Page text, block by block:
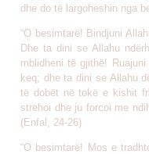
dhe do të largoheshin nga
“O besimtarë! Bindjuni
Dhe ta dini se Allahu
mblidheni të gjithë!
keq; dhe ta dini se Allahu
të dobët në tokë e kishit
strehoi dhe ju forcoi me
(Enfal, 24-26)
“O besimtarë! Mos e